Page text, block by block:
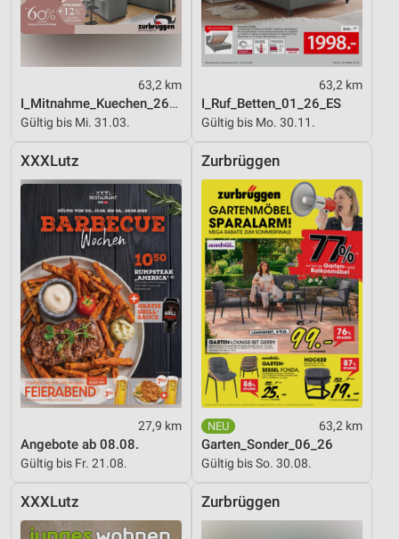
63,2 km
I_Mitnahme_Kuechen_26_ES
Gültig bis Mi. 31.03.
63,2 km
I_Ruf_Betten_01_26_ES
Gültig bis Mo. 30.11.
XXXLutz
27,9 km
Angebote ab 08.08.
Gültig bis Fr. 21.08.
Zurbrüggen
63,2 km
Garten_Sonder_06_26
Gültig bis So. 30.08.
XXXLutz Zurbrüggen